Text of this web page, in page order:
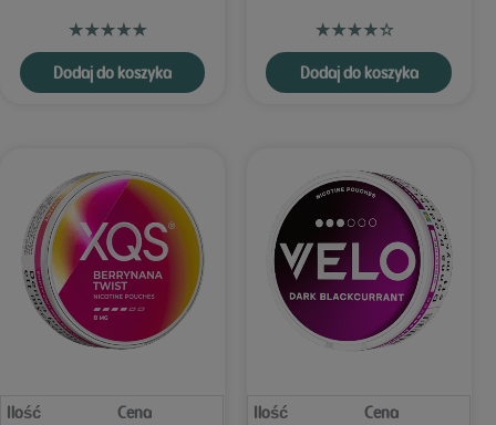
Dodaj do koszyka Dodaj do koszyka
Ilość
Cena
Ilość
Cena